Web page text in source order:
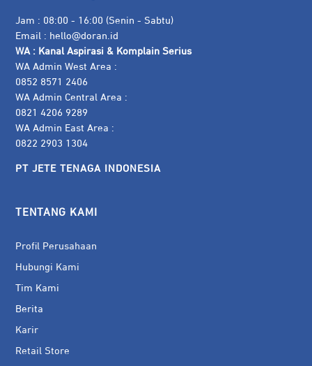
Jam : 08:00 - 16:00 (Senin - Sabtu)
Email : hello@doran.id
WA : Kanal Aspirasi & Komplain Serius
WA Admin West Area :
0852 8571 2406
WA Admin Central Area :
0821 4206 9289
WA Admin East Area :
0822 2903 1304
PT JETE TENAGA INDONESIA
TENTANG KAMI
Profil Perusahaan
Hubungi Kami
Tim Kami
Berita
Karir
Retail Store